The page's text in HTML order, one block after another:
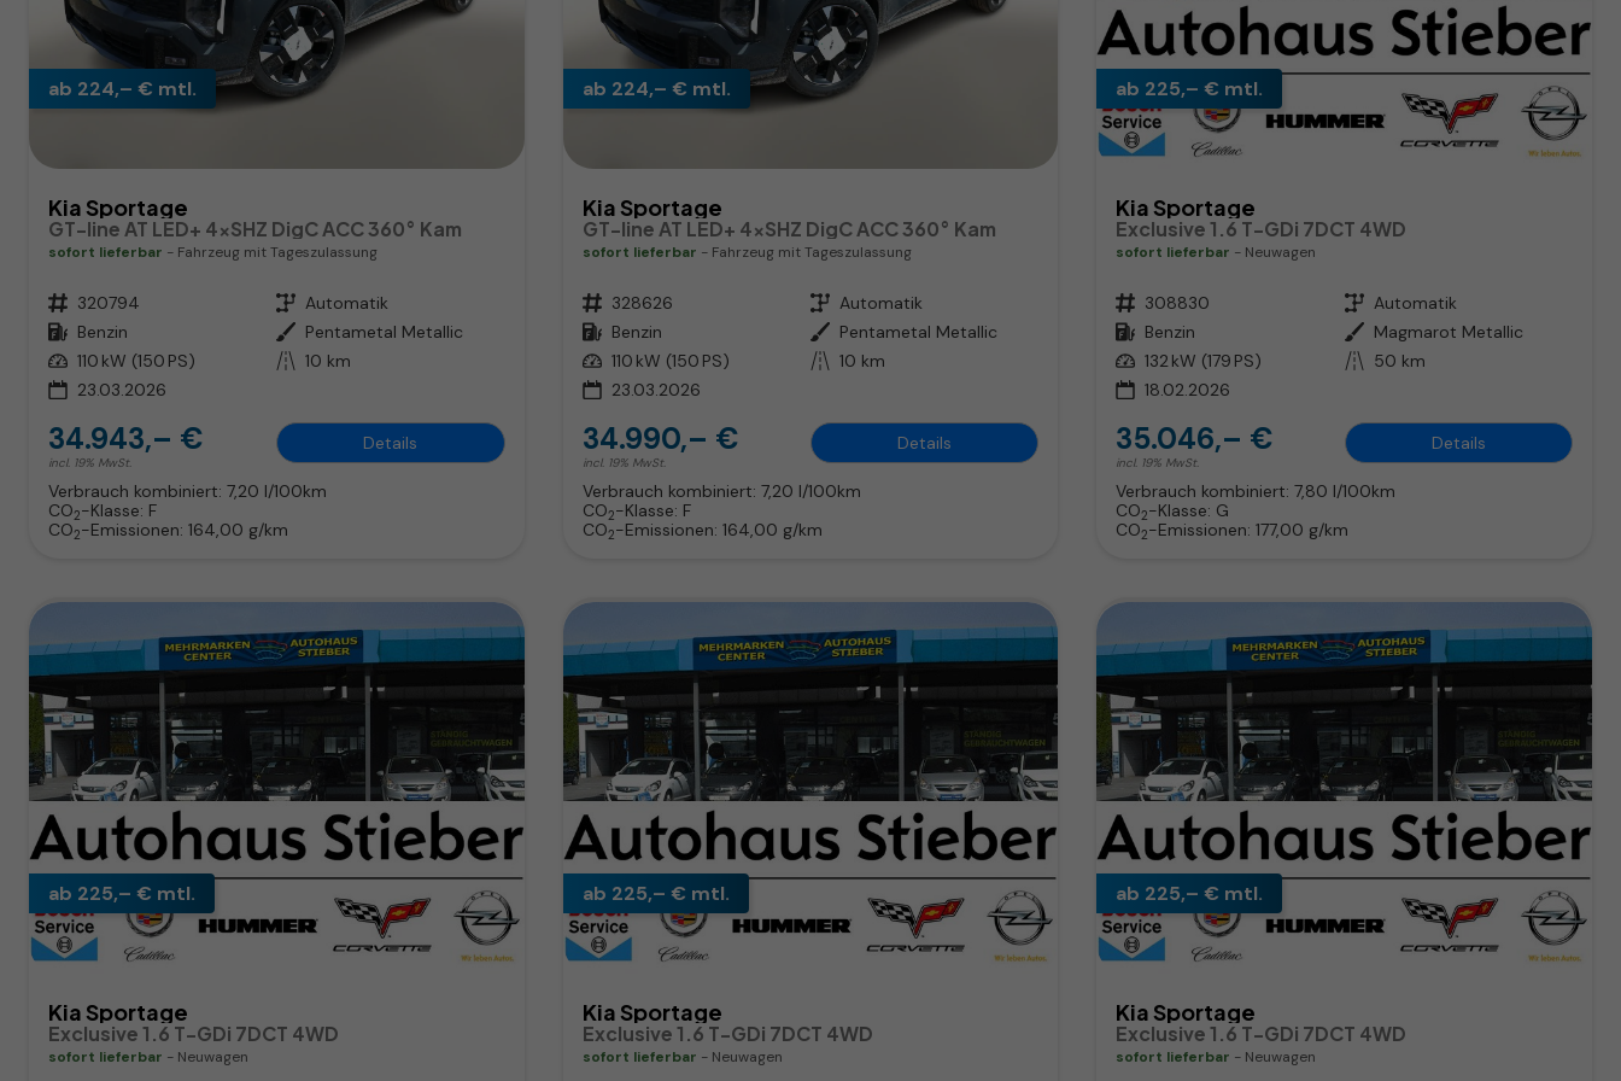
ab 224,– € mtl.
Kia Sportage
GT-line AT LED+ 4xSHZ DigC ACC 360° Kam
sofort lieferbar Fahrzeug mit Tageszulassung
Fahrzeugnr. 320794 Getriebe Automatik
Kraftstoff Benzin Außenfarbe Pentametal Metallic
Leistung 110 kW (150 PS) Kilometerstand 10 km
23.03.2026
34.943,– €
incl. 19% MwSt.
Details
Verbrauch kombiniert: 7,20 l/100km
CO2-Klasse: F
CO2-Emissionen: 164,00 g/km
ab 224,– € mtl.
Kia Sportage
GT-line AT LED+ 4xSHZ DigC ACC 360° Kam
sofort lieferbar Fahrzeug mit Tageszulassung
Fahrzeugnr. 328626 Getriebe Automatik
Kraftstoff Benzin Außenfarbe Pentametal Metallic
Leistung 110 kW (150 PS) Kilometerstand 10 km
23.03.2026
34.990,– €
incl. 19% MwSt.
Details
Verbrauch kombiniert: 7,20 l/100km
CO2-Klasse: F
CO2-Emissionen: 164,00 g/km
ab 225,– € mtl.
Kia Sportage
Exclusive 1.6 T-GDi 7DCT 4WD
sofort lieferbar Neuwagen
Fahrzeugnr. 308830 Getriebe Automatik
Kraftstoff Benzin Außenfarbe Magmarot Metallic
Leistung 132 kW (179 PS) Kilometerstand 50 km
18.02.2026
35.046,– €
incl. 19% MwSt.
Details
Verbrauch kombiniert:7,80 l/100km
CO2-Klasse: G
CO2-Emissionen:177,00 g/km
ab 225,– € mtl.
Kia Sportage
Exclusive 1.6 T-GDi 7DCT 4WD
sofort lieferbar Neuwagen
ab 225,– € mtl.
Kia Sportage
Exclusive 1.6 T-GDi 7DCT 4WD
sofort lieferbar Neuwagen
ab 225,– € mtl.
Kia Sportage
Exclusive 1.6 T-GDi 7DCT 4WD
sofort lieferbar Neuwagen